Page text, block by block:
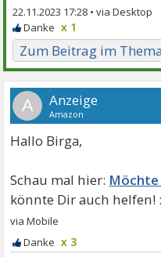
22.11.2023 17:28 •
x 1
Zum Beitrag im
A
Hallo Birga,
x 3